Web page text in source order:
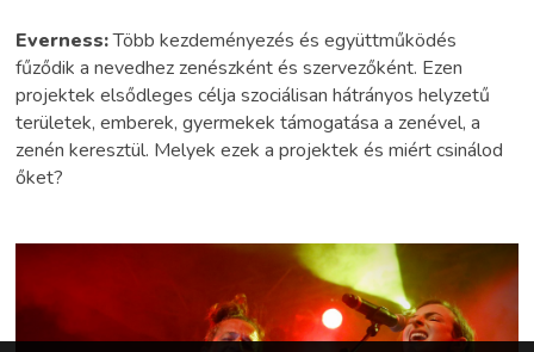
Everness:Több kezdeményezés és együttműködés
fűződik a nevedhez zenészként és szervezőként. Ezen
projektek elsődleges célja szociálisan hátrányos helyzetű
területek, emberek, gyermekek támogatása a zenével, a
zenén keresztül. Melyek ezek a projektek és miért csinálod
őket?